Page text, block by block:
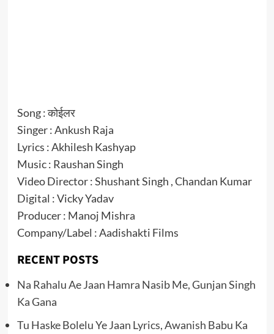
Song : कोईलर
Singer : Ankush Raja
Lyrics : Akhilesh Kashyap
Music : Raushan Singh
Video Director : Shushant Singh , Chandan Kumar
Digital : Vicky Yadav
Producer : Manoj Mishra
Company/Label : Aadishakti Films
RECENT POSTS
Na Rahalu Ae Jaan Hamra Nasib Me, Gunjan Singh
Ka Gana
Tu Haske Bolelu Ye Jaan Lyrics, Awanish Babu Ka